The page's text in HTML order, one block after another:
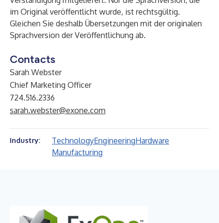
im Original veröffentlicht wurde, ist rechtsgültig.
Gleichen Sie deshalb Übersetzungen mit der originalen
Sprachversion der Veröffentlichung ab.
Contacts
Sarah Webster
Chief Marketing Officer
724.516.2336
sarah.webster@exone.com
Industry: TechnologyEngineeringHardware
Manufacturing